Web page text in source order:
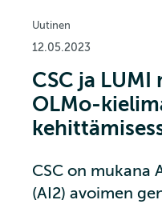
Uutinen
12.05.2023
CSC ja LUMI
OLMo-
CSC on mukana
(AI2) avoimen